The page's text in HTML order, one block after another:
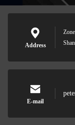
Address
E-mail